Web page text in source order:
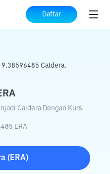
Daftar
ke ERA
Caldera.
Caldera Dengan Kurs
ERA
( ERA)